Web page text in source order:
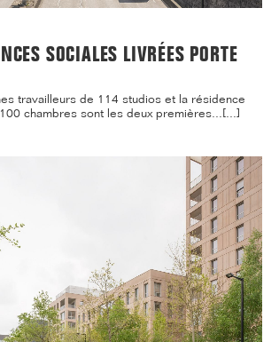
SOCIALES LIVRÉES PORTE
travailleurs de 114 studios et la résidence
chambres sont les deux premières...[...]